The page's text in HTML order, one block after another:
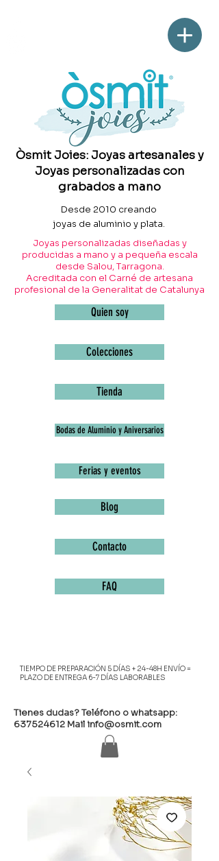
Òsmit Joies: Joyas artesanales y
Joyas personalizadas con
grabados a mano
Joyas personalizadas diseñadas y
producidas a mano y a pequeña escala
desde Salou, Tarragona.
Acreditada con el Carné de artesana
profesional de la Generalitat de Catalunya
Quien soy
Colecciones
Desde 2010 creando
joyas de aluminio y plata.
Tienda
Bodas de Aluminio y Aniversarios
Ferias y eventos
Blog
Contacto
FAQ
TIEMPO DE PREPARACIÓN 5 DÍAS + 24-48H ENVÍO =
PLAZO DE ENTREGA 6-7 DÍAS LABORABLES
Tienes dudas? Teléfono o whatsapp:
637524612 Mail info@osmit.com